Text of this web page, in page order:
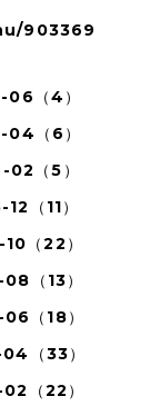
903369
（4）
（6）
（5）
（11）
（22）
（13）
（18）
（33）
（22）